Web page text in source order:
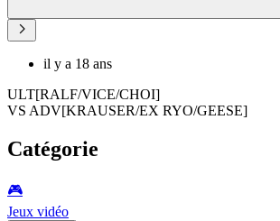
il y a 18 ans
ULT[RALF/VICE/CHOI]
VS ADV[KRAUSER/EX RYO/GEESE]
Catégorie
🎮️
Jeux vidéo